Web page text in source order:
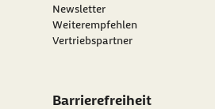
Newsletter
externer Link:
Weiterempfehlen
Vertriebspartner
Barrierefreiheit